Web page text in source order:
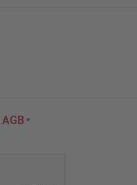
AGB *